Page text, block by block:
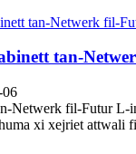
tan-
Netwerk fil-Futur L-
xi xejriet attwali